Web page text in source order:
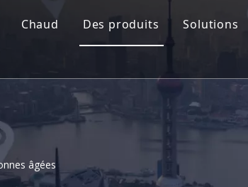
Chaud Des produits Solutions
âgées